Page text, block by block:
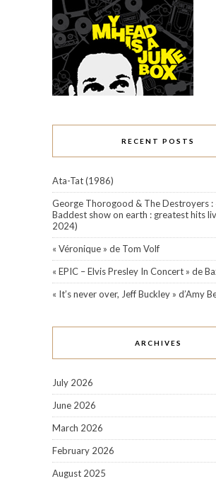
RECENT POSTS
Ata-Tat (1986)
George Thorogood & The Destroyers :
Baddest show on earth : greatest hits
2024)
« Véronique » de Tom Volf
« EPIC – Elvis Presley In Concert » de
« It’s never over, Jeff Buckley » d’Amy
ARCHIVES
July 2026
June 2026
March 2026
February 2026
August 2025